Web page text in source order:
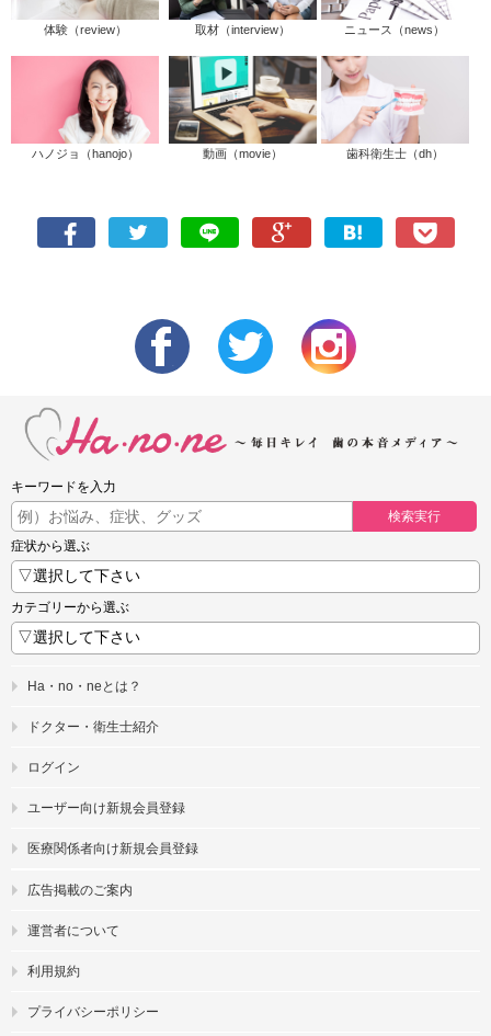
体験（review） 取材（interview） ニュース（news）
ハノジョ（hanojo） 動画（movie） 歯科衛生士（dh）
キーワードを入力
検索実行
症状から選ぶ
カテゴリーから選ぶ
Ha・no・neとは？
ドクター・衛生士紹介
ログイン
ユーザー向け新規会員登録
医療関係者向け新規会員登録
広告掲載のご案内
運営者について
利用規約
プライバシーポリシー